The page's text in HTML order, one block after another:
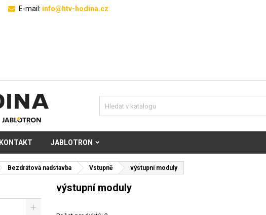
E-mail: info@htv-hodina.cz
KONTAKT JABLOTRON
Bezdrátová nadstavba Vstupně výstupní moduly
výstupní moduly